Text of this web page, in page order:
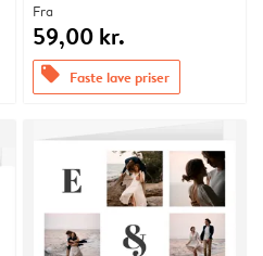
Fra
59,00 kr.
offers Faste lave priser